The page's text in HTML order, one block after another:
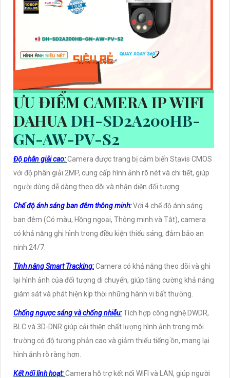
ƯU ĐIỂM CAMERA IP WIFI
DAHUA DH-SD2A200HB-
GN-AW-PV-S2
Độ phân giải cao:Camera được trang bị cảm biến Stavis CMOS
với độ phân giải 2MP, cung cấp hình ảnh rõ nét và chi tiết, giúp
người dùng dễ dàng theo dõi và nhận diện đối tượng.
Chế độ ánh sáng ban đêm thông minh:Với 4 chế độ ánh sáng
ban đêm (Có màu, Hồng ngoại, Thông minh và Tắt), camera
có khả năng ghi hình trong điều kiện thiếu sáng, đảm bảo an
ninh 24/7.
Tính năng Smart Tracking:Camera có khả năng theo dõi và ghi
lại hình ảnh của đối tượng di chuyển, giúp tăng cường khả năng
giám sát và phát hiện kịp thời những hành vi bất thường.
Chống ngược sáng và chống nhiễu:Tích hợp công nghệ DWDR,
BLC và 3D-DNR giúp cải thiện chất lượng hình ảnh trong môi
trường có độ tương phản cao và giảm thiểu tiếng ồn, mang lại
hình ảnh rõ ràng hơn.
Kết nối linh hoạt:Camera hỗ trợ kết nối WIFI và LAN, giúp người